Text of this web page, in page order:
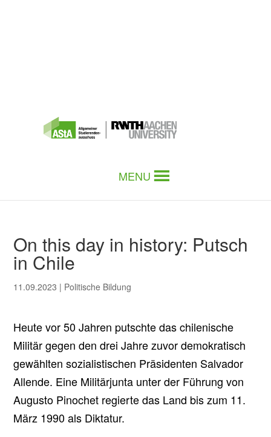
MENU
On this day in history: Putsch
in Chile
11.09.2023 | Politische Bildung
Heute vor 50 Jahren putschte das chilenische
Militär gegen den drei Jahre zuvor demokratisch
gewählten sozialistischen Präsidenten Salvador
Allende. Eine Militärjunta unter der Führung von
Augusto Pinochet regierte das Land bis zum 11.
März 1990 als Diktatur.